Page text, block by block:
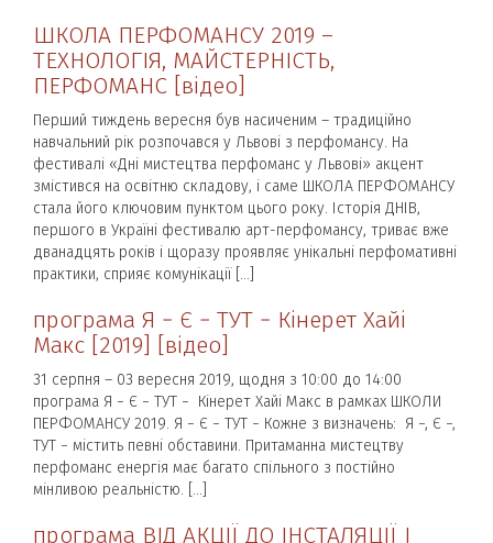
ШКОЛА ПЕРФОМАНСУ 2019 –
ТЕХНОЛОГІЯ, МАЙСТЕРНІСТЬ,
ПЕРФОМАНС [відео]
Перший тиждень вересня був насиченим – традиційно
навчальний рік розпочався у Львові з перфомансу. На
фестивалі «Дні мистецтва перфоманс у Львові» акцент
змістився на освітню складову, і саме ШКОЛА ПЕРФОМАНСУ
стала його ключовим пунктом цього року. Історія ДНІВ,
першого в Україні фестивалю арт-перфомансу, триває вже
дванадцять років і щоразу проявляє унікальні перфомативні
практики, сприяє комунікації […]
програма Я − Є − ТУТ − Кінерет Хайі
Макс [2019] [відео]
31 серпня – 03 вересня 2019, щодня з 10:00 до 14:00
програма Я − Є − ТУТ − Кінерет Хайі Макс в рамках ШКОЛИ
ПЕРФОМАНСУ 2019. Я − Є − ТУТ − Кожне з визначень: Я −, Є −,
ТУТ − містить певні обставини. Притаманна мистецтву
перфоманс енергія має багато спільного з постійно
мінливою реальністю. […]
програма ВІД АКЦІЇ ДО ІНСТАЛЯЦІЇ І